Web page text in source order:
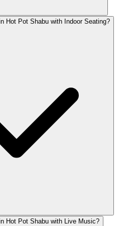
Hot Pot Shabu with Indoor Seating?
Hot Pot Shabu with Live Music?